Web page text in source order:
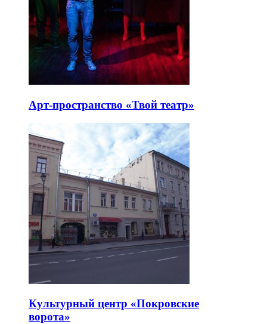
Арт-пространство «Твой театр»
Культурный центр «Покровские
ворота»